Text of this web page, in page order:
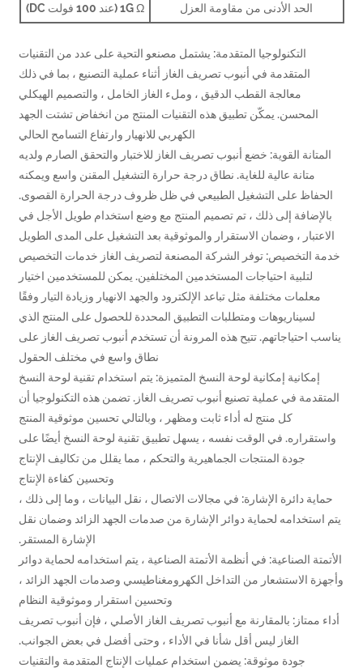
الحد الأدنى من مقاومة العزل 1G Ω (عند 100 فولت DC)
التكنولوجيا المتقدمة: يشتمل مصنعو التحية على عدد من التقنيات
المتقدمة في أنبوب تصريف الغاز أثناء عملية التصنيع ، بما في ذلك
معالجة القطب الدقيق ، وملء الغاز الخامل ، والتصميم الهيكلي
المحسن. يمكّن تطبيق هذه التقنيات المنتج من انخفاض تشتت الجهد
الكهربي للانهيار وارتفاع التسامح الحالي
القوية: خضع أنبوب تصريف الغاز للاختبار والتحقق الصارم ولديه
متانة عالية للغاية. نطاق درجة حرارة التشغيل المقنن واسع ويمكنه
على التشغيل الطبيعي في ظل ظروف درجة الحرارة القصوى.
إلى ذلك ، تم تصميم المنتج مع وضع استخدام طويل الأجل في
، وضمان الاستقرار والموثوقية بعد التشغيل على المدى الطويل
التخصيص: توفر الشركة المصنعة لتصريف الغاز خدمات التخصيص
لتلبية احتياجات المستخدمين المختلفين. يمكن للمستخدمين اختيار
معلمات مختلفة مثل تباعد الإلكترود والجهد الانهيار وزيادة التيار وفقًا
لسيناريوهات ومتطلبات التطبيق المحددة للحصول على المنتج الذي
احتياجاتهم. تتيح هذه المرونة أن تستخدم أنبوب تصريف الغاز على
نطاق واسع في مختلف الحقول
إمكانية إمكانية لوحة النسخ المتميزة: يتم استخدام تقنية لوحة النسخ
في عملية تصنيع أنبوب تصريف الغاز. تضمن هذه التكنولوجيا أن
كل منتج له أداء ثابت ومظهر ، وبالتالي تحسين موثوقية المنتج
في الوقت نفسه ، يسهل تطبيق تقنية لوحة النسخ أيضًا على
جودة المنتجات الجماهيرية والتحكم ، مما يقلل من تكاليف الإنتاج
وتحسين كفاءة الإنتاج
دائرة الإشارة: في مجالات الاتصال ، نقل البيانات ، وما إلى ذلك ،
لحماية دوائر الإشارة من صدمات الجهد الزائد وضمان نقل
الإشارة المستقر.
الصناعية: في أنظمة الأتمتة الصناعية ، يتم استخدامه لحماية دوائر
الاستشعار من التداخل الكهرومغناطيسي وصدمات الجهد الزائد ،
وتحسين استقرار وموثوقية النظام
ممتاز: بالمقارنة مع أنبوب تصريف الغاز الأصلي ، فإن أنبوب تصريف
الغاز ليس أقل شأنا في الأداء ، وحتى أفضل في بعض الجوانب.
جودة موثوقة: يضمن استخدام عمليات الإنتاج المتقدمة والتقنيات